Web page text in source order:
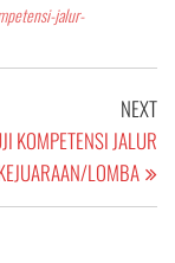
jalur-
NEXT
KOMPETENSI JALUR
LOMBA